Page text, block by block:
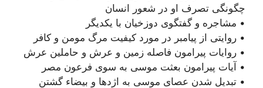
چگونگی تصرف او در شعور انسان
• مشاجره و گفتگوی دوزخیان با یکدیگر
• روایتی از پیامبر در مورد کیفیت مرگ مومن و کافر
• روایات پیرامون فاصله زمین و عرش و حاملین عرش
• آیات پیرامون بعثت موسی به سوی فرعون مصر
• تبدیل شدن عصای موسی به اژدها و بیضاء گشتن